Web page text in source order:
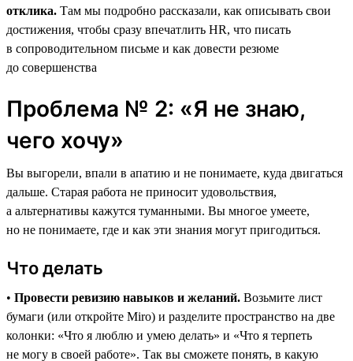
отклика. Там мы подробно рассказали, как описывать свои
достижения, чтобы сразу впечатлить HR, что писать
в сопроводительном письме и как довести резюме
до совершенства
Проблема № 2: «Я не знаю,
чего хочу»
Вы выгорели, впали в апатию и не понимаете, куда двигаться
дальше. Старая работа не приносит удовольствия,
а альтернативы кажутся туманными. Вы многое умеете,
но не понимаете, где и как эти знания могут пригодиться.
Что делать
• Провести ревизию навыков и желаний. Возьмите лист
бумаги (или откройте Miro) и разделите пространство на две
колонки: «Что я люблю и умею делать» и «Что я терпеть
не могу в своей работе». Так вы сможете понять, в какую